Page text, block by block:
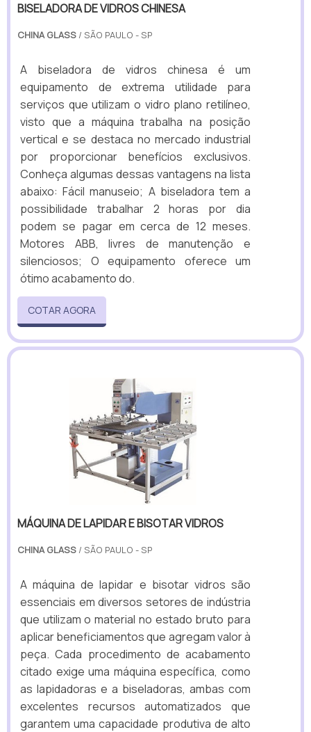
BISELADORA DE VIDROS CHINESA
CHINA GLASS / SÃO PAULO - SP
A biseladora de vidros chinesa é um
equipamento de extrema utilidade para
serviços que utilizam o vidro plano retilíneo,
visto que a máquina trabalha na posição
vertical e se destaca no mercado industrial
por proporcionar benefícios exclusivos.
Conheça algumas dessas vantagens na lista
abaixo: Fácil manuseio; A biseladora tem a
possibilidade trabalhar 2 horas por dia
podem se pagar em cerca de 12 meses.
Motores ABB, livres de manutenção e
silenciosos; O equipamento oferece um
ótimo acabamento do.
COTAR AGORA
MÁQUINA DE LAPIDAR E BISOTAR VIDROS
CHINA GLASS / SÃO PAULO - SP
A máquina de lapidar e bisotar vidros são
essenciais em diversos setores de indústria
que utilizam o material no estado bruto para
aplicar beneficiamentos que agregam valor à
peça. Cada procedimento de acabamento
citado exige uma máquina específica, como
as lapidadoras e a biseladoras, ambas com
excelentes recursos automatizados que
garantem uma capacidade produtiva de alto